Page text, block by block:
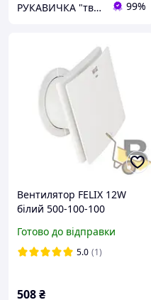
РУКАВИЧКА "твоя будівельна скарбничка" 99%
Вентилятор FELIX 12W
білий 500-100-100
Готово до відправки
5.0 (1)
508₴